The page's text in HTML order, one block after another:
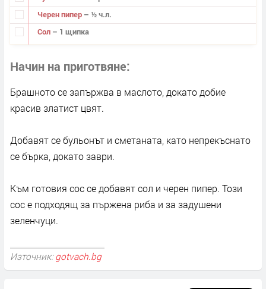
Черен пипер – ½ ч.л.
Сол – 1 щипка
Начин на приготвяне
Брашното се запържва в маслото, докато добие
красив златист цвят.
Добавят се бульонът и сметаната, като непрекъснато
се бърка, докато заври.
Към готовия сос се добавят сол и черен пипер. Този
сос е подходящ за пържена риба и за задушени
зеленчуци.
Източник: gotvach.bg